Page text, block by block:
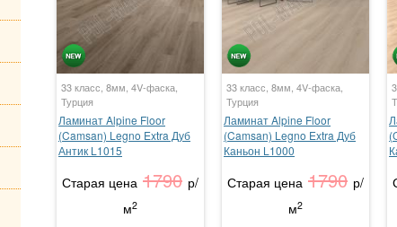
33 класс, 8мм, 4V-фаска,
Турция
Ламинат Alpine Floor
(Camsan) Legno Extra Дуб
Антик L1015
Старая цена 1790 р/
м2
33 класс, 8мм, 4V-фаска,
Турция
Ламинат Alpine Floor
(Camsan) Legno Extra Дуб
Каньон L1000
Старая цена 1790 р/
м2